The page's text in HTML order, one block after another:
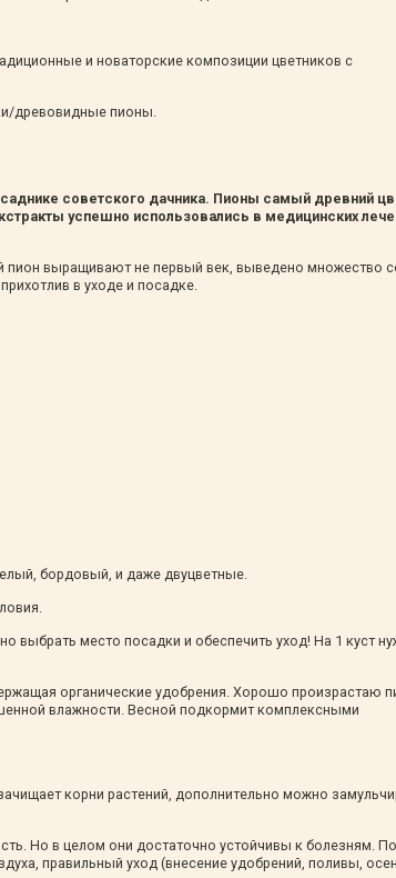
и новаторские композиции цветников с
древовидные пионы.
советского дачника. Пионы самый древний
успешно использовались в медицинских
пион выращивают не первый век, выведено множество
в уходе и посадке.
бордовый, и даже двуцветные.
выбрать место посадки и обеспечить уход! На 1 куст
органические удобрения. Хорошо произрастаю
влажности. Весной подкормит комплексными
корни растений, дополнительно можно
Но в целом они достаточно устойчивы к болезням.
правильный уход (внесение удобрений, поливы,